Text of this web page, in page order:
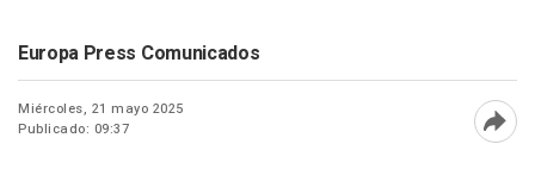
Europa Press Comunicados
Miércoles, 21 mayo 2025
Publicado: 09:37